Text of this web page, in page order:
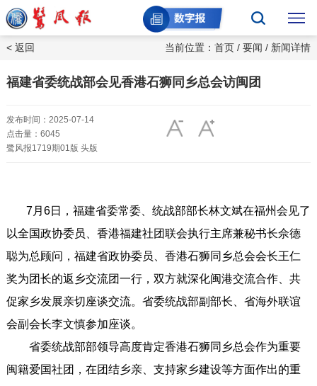
当前位置：首页 /要闻 / 新闻详情
< 返回
福建省委统战部会见香港石狮同乡总会访闽团
发布时间：2025-07-14
点击量：6045
鹭风报1719期01版 头版
7月6日，福建省委常委、统战部部长林文斌在福州会见了
以全国政协委员、香港福建社团联会执行主席兼秘书长佘德
聪为总顾问，福建省政协委员、香港石狮同乡总会会长王仁
奖为团长的返乡交流团一行，双方就深化闽港交流合作、共
促家乡发展亲切座谈交流。省委统战部副部长、省海外联谊
会副会长李文慎参加座谈。
省委统战部部领导高度肯定香港石狮同乡总会作为重要
闽籍爱国社团，在团结乡亲、支持家乡建设等方面作出的重